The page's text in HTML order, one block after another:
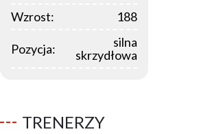
Wzrost:
188
Pozycja:
silna
skrzydłowa
TRENERZY